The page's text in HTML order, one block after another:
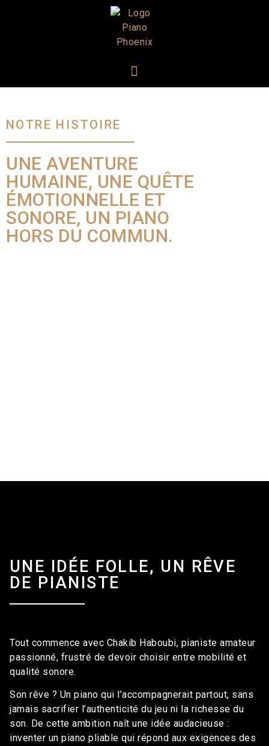
NOTRE HISTOIRE
UNE AVENTURE
HUMAINE, UNE QUÊTE
ÉMOTIONNELLE ET
SONORE, UN PIANO
HORS DU COMMUN.
UNE IDÉE FOLLE, UN RÊVE
DE PIANISTE
Tout commence avec Chakib Haboubi, pianiste amateur
passionné, frustré de devoir choisir entre mobilité et
qualité sonore.
Son rêve ? Un piano qui l’accompagnerait partout, sans
jamais sacrifier l’authenticité du jeu ni la richesse du
son. De cette ambition naît une idée audacieuse :
inventer un piano pliable qui répond aux exigences des